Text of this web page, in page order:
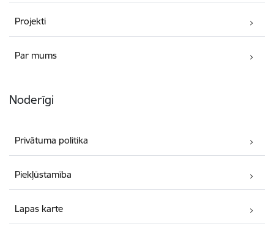
Projekti
Par mums
Noderīgi
Privātuma politika
Piekļūstamība
Lapas karte